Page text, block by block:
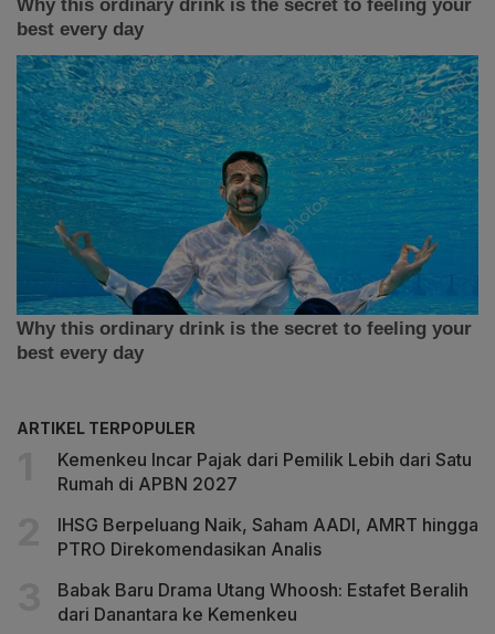
ARTIKEL TERPOPULER
Kemenkeu Incar Pajak dari Pemilik Lebih dari Satu
Rumah di APBN 2027
IHSG Berpeluang Naik, Saham AADI, AMRT hingga
PTRO Direkomendasikan Analis
Babak Baru Drama Utang Whoosh: Estafet Beralih
dari Danantara ke Kemenkeu